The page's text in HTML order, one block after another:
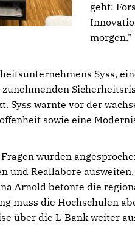
geht:
morgen."
Syss,
Syss warnte vor der
sowie eine
wurden
und Reallabore
Arnold betonte die
muss die Hochschulen
über die L-Bank weiter